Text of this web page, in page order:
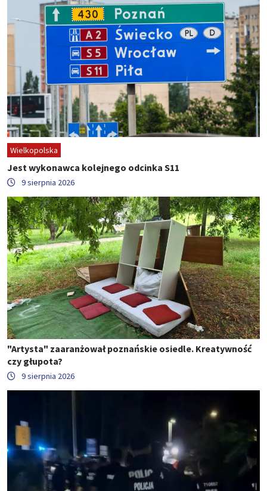
Wielkopolska
Jest wykonawca kolejnego odcinka S11
9 sierpnia 2026
"Artysta" zaaranżował poznańskie osiedle. Kreatywność
czy głupota?
9 sierpnia 2026